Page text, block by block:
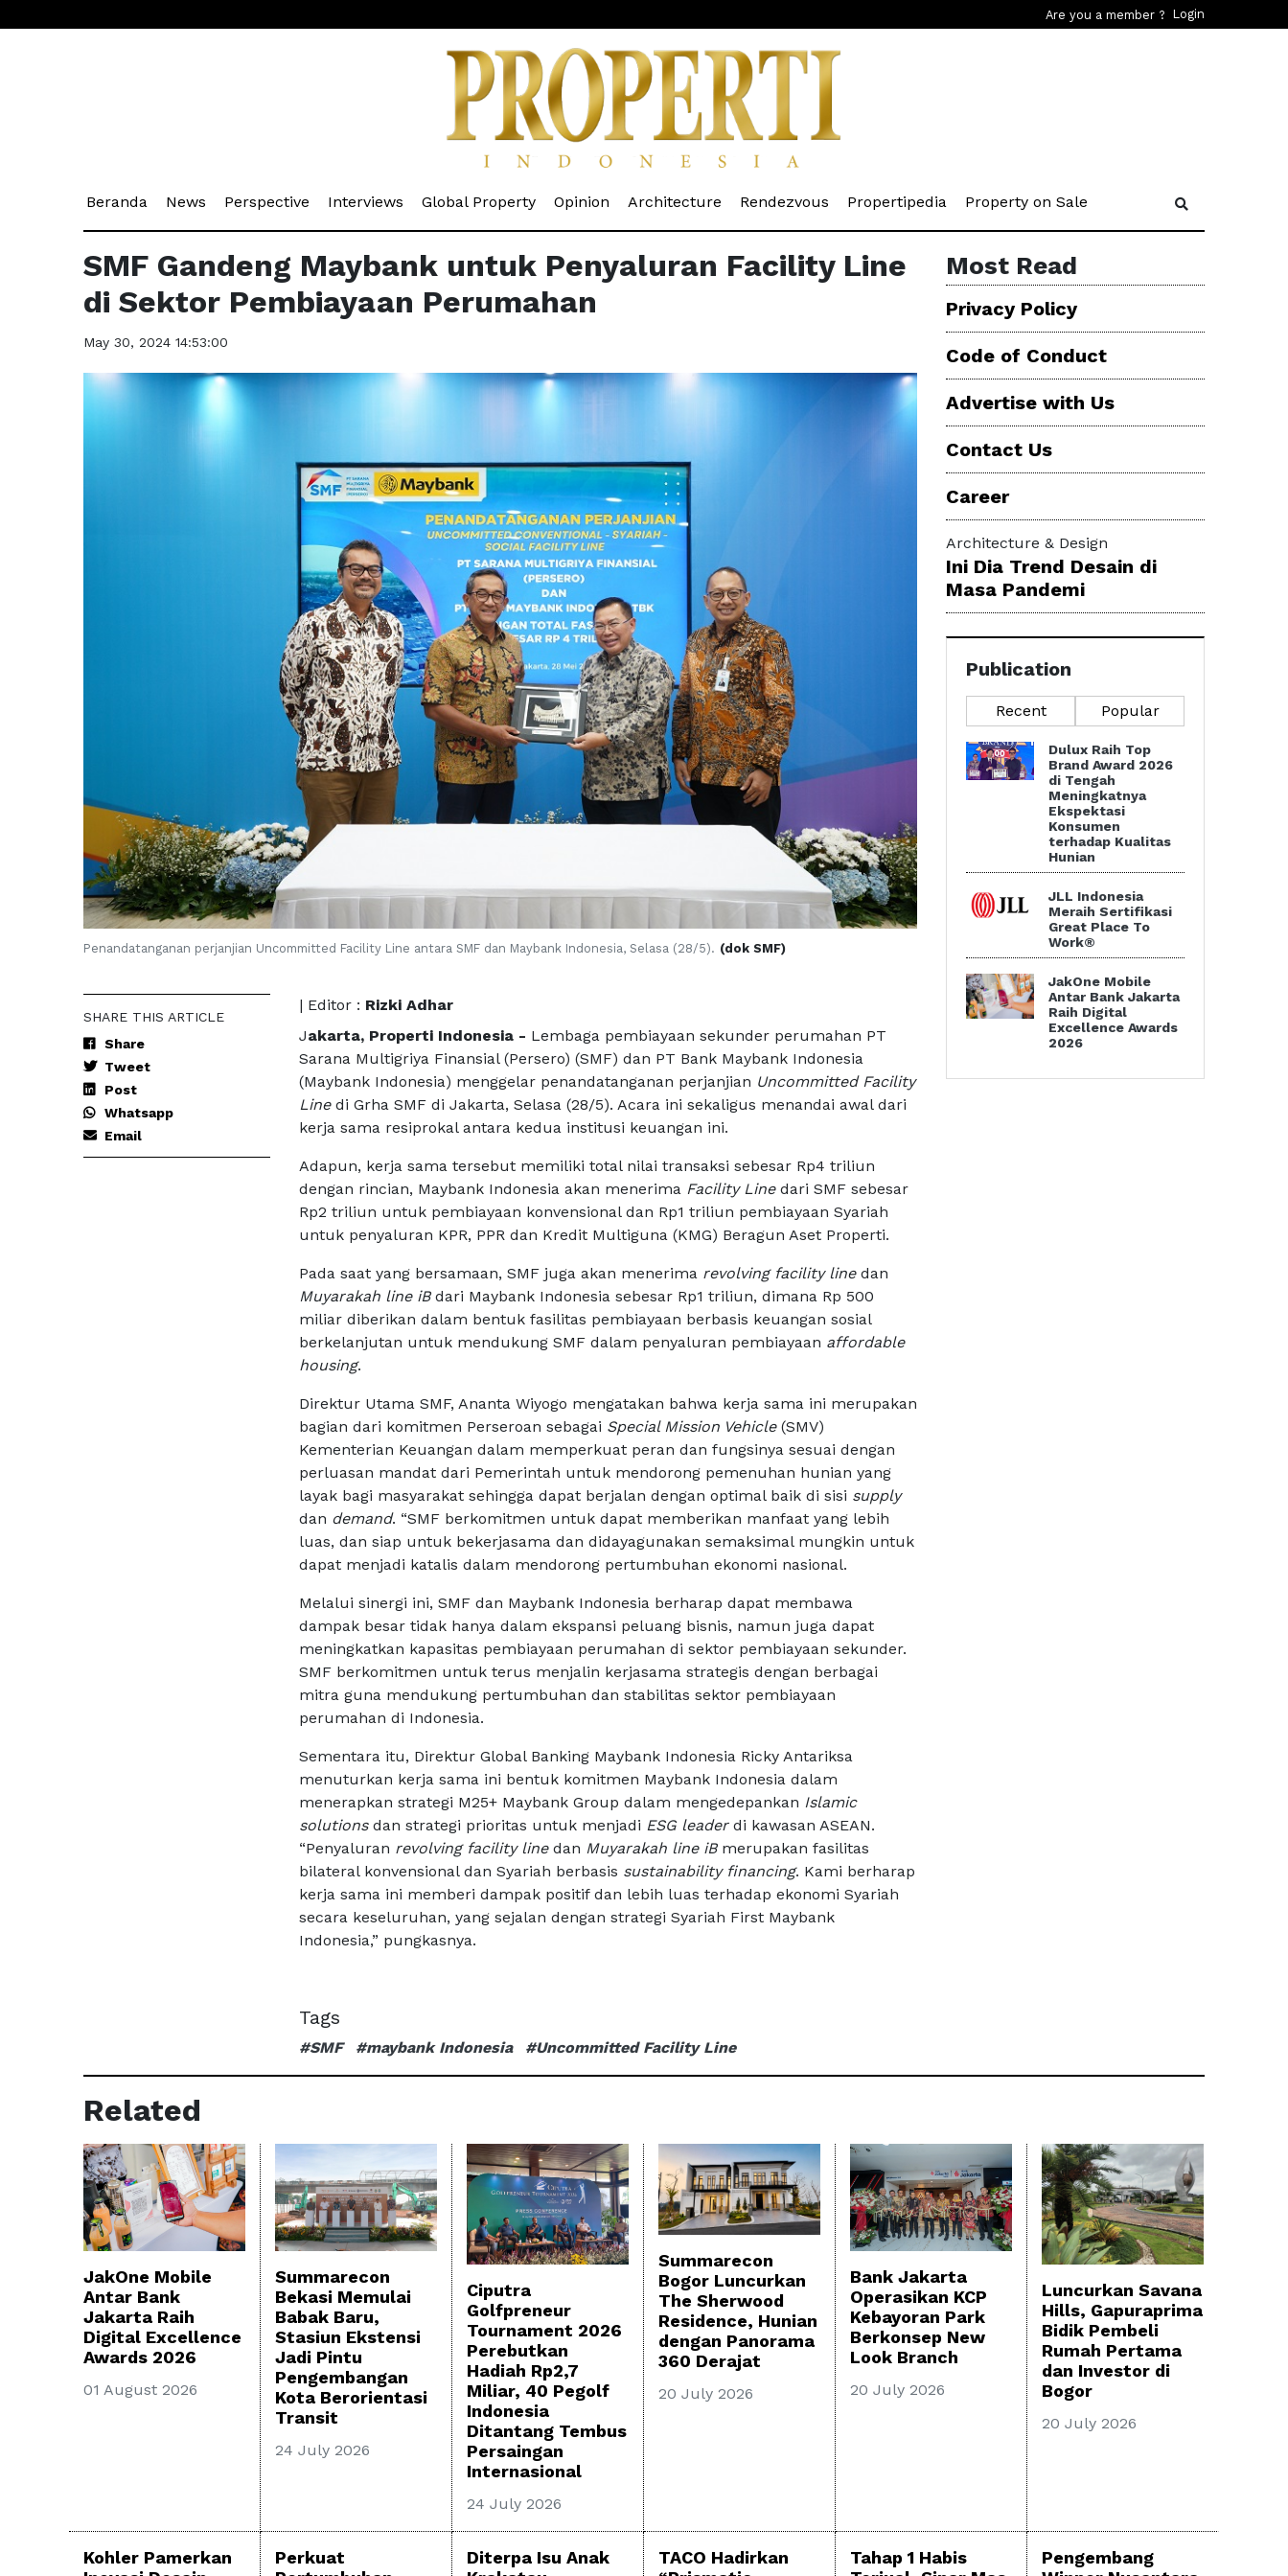
Are you a member ? Login
Beranda (current)
News (current)
Perspective (current)
Interviews (current)
Global Property(current)
Opinion (current)
Architecture (current)
Rendezvous (current)
Propertipedia (current)
Property on Sale
SMF Gandeng Maybank untuk Penyaluran Facility Line
di Sektor Pembiayaan Perumahan
May 30, 2024 14:53:00
Penandatanganan perjanjian Uncommitted Facility Line antara SMF dan Maybank Indonesia, Selasa (28/5). (dok SMF)
SHARE THIS ARTICLE
Share
Tweet
Post
Whatsapp
Email
| Editor : Rizki Adhar
Jakarta, Properti Indonesia - Lembaga pembiayaan sekunder perumahan PT
Sarana Multigriya Finansial (Persero) (SMF) dan PT Bank Maybank Indonesia
(Maybank Indonesia) menggelar penandatanganan perjanjian Uncommitted Facility
Line di Grha SMF di Jakarta, Selasa (28/5). Acara ini sekaligus menandai awal dari
kerja sama resiprokal antara kedua institusi keuangan ini.
Adapun, kerja sama tersebut memiliki total nilai transaksi sebesar Rp4 triliun
dengan rincian, Maybank Indonesia akan menerima Facility Line dari SMF sebesar
Rp2 triliun untuk pembiayaan konvensional dan Rp1 triliun pembiayaan Syariah
untuk penyaluran KPR, PPR dan Kredit Multiguna (KMG) Beragun Aset Properti.
Pada saat yang bersamaan, SMF juga akan menerima revolving facility line dan
Muyarakah line iB dari Maybank Indonesia sebesar Rp1 triliun, dimana Rp 500
miliar diberikan dalam bentuk fasilitas pembiayaan berbasis keuangan sosial
berkelanjutan untuk mendukung SMF dalam penyaluran pembiayaan affordable
housing.
Direktur Utama SMF, Ananta Wiyogo mengatakan bahwa kerja sama ini merupakan
bagian dari komitmen Perseroan sebagai Special Mission Vehicle (SMV)
Kementerian Keuangan dalam memperkuat peran dan fungsinya sesuai dengan
perluasan mandat dari Pemerintah untuk mendorong pemenuhan hunian yang
layak bagi masyarakat sehingga dapat berjalan dengan optimal baik di sisi supply
dan demand. “SMF berkomitmen untuk dapat memberikan manfaat yang lebih
luas, dan siap untuk bekerjasama dan didayagunakan semaksimal mungkin untuk
dapat menjadi katalis dalam mendorong pertumbuhan ekonomi nasional.
Melalui sinergi ini, SMF dan Maybank Indonesia berharap dapat membawa
dampak besar tidak hanya dalam ekspansi peluang bisnis, namun juga dapat
meningkatkan kapasitas pembiayaan perumahan di sektor pembiayaan sekunder.
SMF berkomitmen untuk terus menjalin kerjasama strategis dengan berbagai
mitra guna mendukung pertumbuhan dan stabilitas sektor pembiayaan
perumahan di Indonesia.
Sementara itu, Direktur Global Banking Maybank Indonesia Ricky Antariksa
menuturkan kerja sama ini bentuk komitmen Maybank Indonesia dalam
menerapkan strategi M25+ Maybank Group dalam mengedepankan Islamic
solutions dan strategi prioritas untuk menjadi ESG leader di kawasan ASEAN.
“Penyaluran revolving facility line dan Muyarakah line iB merupakan fasilitas
bilateral konvensional dan Syariah berbasis sustainability financing. Kami berharap
kerja sama ini memberi dampak positif dan lebih luas terhadap ekonomi Syariah
secara keseluruhan, yang sejalan dengan strategi Syariah First Maybank
Indonesia,” pungkasnya.
Tags
#SMF #maybank Indonesia #Uncommitted Facility Line
Most Read
Privacy Policy
Code of Conduct
Advertise with Us
Contact Us
Career
Architecture & Design
Ini Dia Trend Desain di
Masa Pandemi
Publication
Recent Popular
Dulux Raih Top
Brand Award 2026
di Tengah
Meningkatnya
Ekspektasi
Konsumen
terhadap Kualitas
Hunian
JLL Indonesia
Meraih Sertifikasi
Great Place To
Work®
JakOne Mobile
Antar Bank Jakarta
Raih Digital
Excellence Awards
2026
Related
JakOne Mobile
Antar Bank
Jakarta Raih
Digital Excellence
Awards 2026
01 August 2026
Summarecon
Bekasi Memulai
Babak Baru,
Stasiun Ekstensi
Jadi Pintu
Pengembangan
Kota Berorientasi
Transit
24 July 2026
Ciputra
Golfpreneur
Tournament 2026
Perebutkan
Hadiah Rp2,7
Miliar, 40 Pegolf
Indonesia
Ditantang Tembus
Persaingan
Internasional
24 July 2026
Summarecon
Bogor Luncurkan
The Sherwood
Residence, Hunian
dengan Panorama
360 Derajat
20 July 2026
Bank Jakarta
Operasikan KCP
Kebayoran Park
Berkonsep New
Look Branch
20 July 2026
Luncurkan Savana
Hills, Gapuraprima
Bidik Pembeli
Rumah Pertama
dan Investor di
Bogor
20 July 2026
Kohler Pamerkan
Perkuat
Diterpa Isu Anak
TACO Hadirkan
Tahap 1 Habis
Pengembang